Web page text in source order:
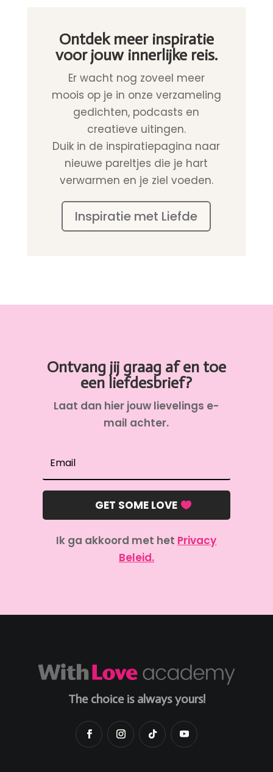
Ontdek meer inspiratie
voor jouw innerlijke reis.
Er wacht nog zoveel meer
moois op je in onze verzameling
gedichten, podcasts en
creatieve uitingen.
Duik in de inspiratiepagina naar
nieuwe pareltjes die je hart
verwarmen en je ziel voeden.
Inspiratie met Liefde
Ontvang jij graag af en toe
een liefdesbrief?
Laat dan hier jouw lievelings e-
mail achter.
GET SOME LOVE
Ik ga akkoord met het Privacy
Beleid.
The choice is always yours!